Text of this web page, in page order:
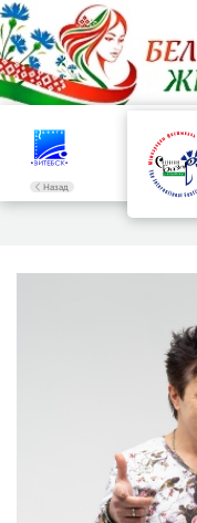
Назад